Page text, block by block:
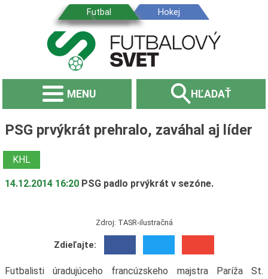
MENU HĽADAŤ
PSG prvýkrát prehralo, zaváhal aj líder
KHL
14.12.2014 16:20 PSG padlo prvýkrát v sezóne.
Zdroj: TASR-ilustračná
Zdieľajte:
Futbalisti úradujúceho francúzskeho majstra Paríža St.